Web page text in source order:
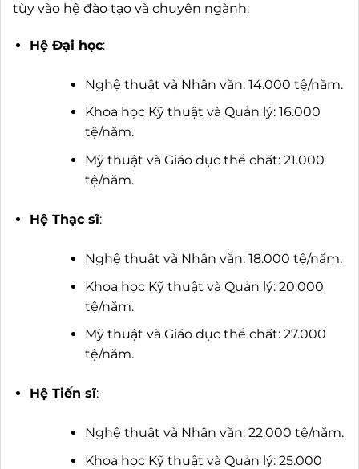
tùy vào hệ đào tạo và chuyên ngành:
Hệ Đại học:
Nghệ thuật và Nhân văn: 14.000 tệ/năm.
Khoa học Kỹ thuật và Quản lý: 16.000
tệ/năm.
Mỹ thuật và Giáo dục thể chất: 21.000
tệ/năm.
Hệ Thạc sĩ:
Nghệ thuật và Nhân văn: 18.000 tệ/năm.
Khoa học Kỹ thuật và Quản lý: 20.000
tệ/năm.
Mỹ thuật và Giáo dục thể chất: 27.000
tệ/năm.
Hệ Tiến sĩ:
Nghệ thuật và Nhân văn: 22.000 tệ/năm.
Khoa học Kỹ thuật và Quản lý: 25.000